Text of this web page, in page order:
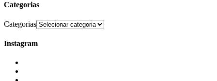
Categorias
Categorias
Instagram